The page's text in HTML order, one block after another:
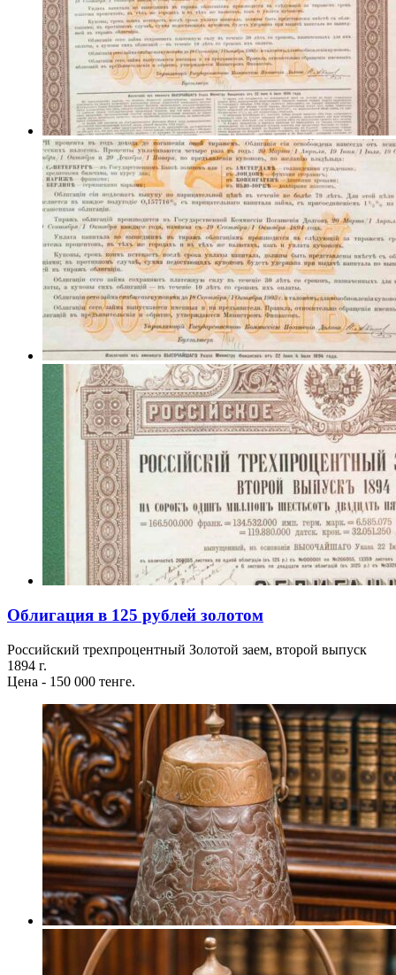
Облигация в 125 рублей золотом
Российский трехпроцентный Золотой заем, второй выпуск
1894 г.
Цена - 150 000 тенге.